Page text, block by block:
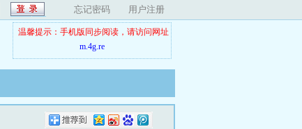
忘记密码 用户注册
温馨提示：手机版同步阅读，请访问网址
m.4g.re